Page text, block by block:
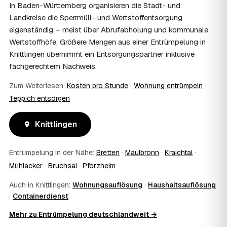
und holen die Kostenübernahme schriftlich ein. AWL
Zentrum vermittelt die Entrümpler, entscheidet aber nicht
über die Kostenübernahme.
08 Bekomme ich einen Entsorgungsnachweis?
Ja. Die Partner entsorgen über zugelassene Höfe und
stellen auf Wunsch einen Entsorgungsnachweis aus —
oder die eigene Dokumentation.
09 Muss ich bei der Entrümpelung anwesend sein?
Nicht zwingend. Viele Kunden in Knittlingen sind nur zur
Übergabe und zum Abschluss vor Ort; den genauen
Ablauf — etwa die Schlüsselübergabe — stimmen Sie
10 Was ist im Festpreis enthalten?
Der Festpreis deckt in der Regel das komplette
fachgerechte Entsorgung ab — auf Wunsch inklusive
besenreiner Übergabe. Es gibt keine versteckten
Zusatzkosten: Was vereinbart ist, gilt. Anrechenbare
Wertgegenstände senken den Endpreis zusätzlich.
In Baden-Württemberg organisieren die Stadt- und
Landkreise die Sperrmüll- und Wertstoffentsorgung
eigenständig – meist über Abrufabholung und kommunale
Wertstoffhöfe. Größere Mengen aus einer Entrümpelung in
Knittlingen übernimmt ein Entsorgungspartner inklusive
fachgerechtem Nachweis.
Zum Weiterlesen: Kosten pro Stunde · Wohnung entrümpeln ·
Teppich entsorgen
Knittlingen
Entrümpelung in der Nähe: Bretten · Maulbronn · Kraichtal·
Mühlacker · Bruchsal· Pforzheim
Auch in Knittlingen: Wohnungsauflösung · Haushaltsauflösung
· Containerdienst
Mehr zu Entrümpelung deutschlandweit →